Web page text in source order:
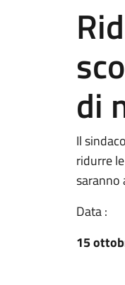
di
Il
ridurre
saranno
Data :
15